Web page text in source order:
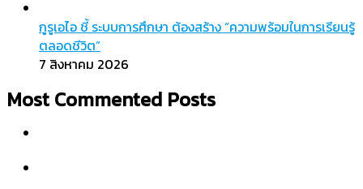
กูรูเอไอ ชี้ ระบบการศึกษา ต้องสร้าง “ความพร้อมในการเรียนรู้
ตลอดชีวิต”
7 สิงหาคม 2026
Most Commented Posts